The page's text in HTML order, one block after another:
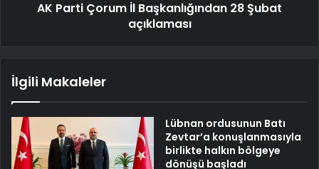
AK Parti Çorum İl Başkanlığından 28 Şubat
açıklaması
İlgili Makaleler
Lübnan ordusunun Batı
Zevtar’a konuşlanmasıyla
birlikte halkın bölgeye
dönüşü başladı